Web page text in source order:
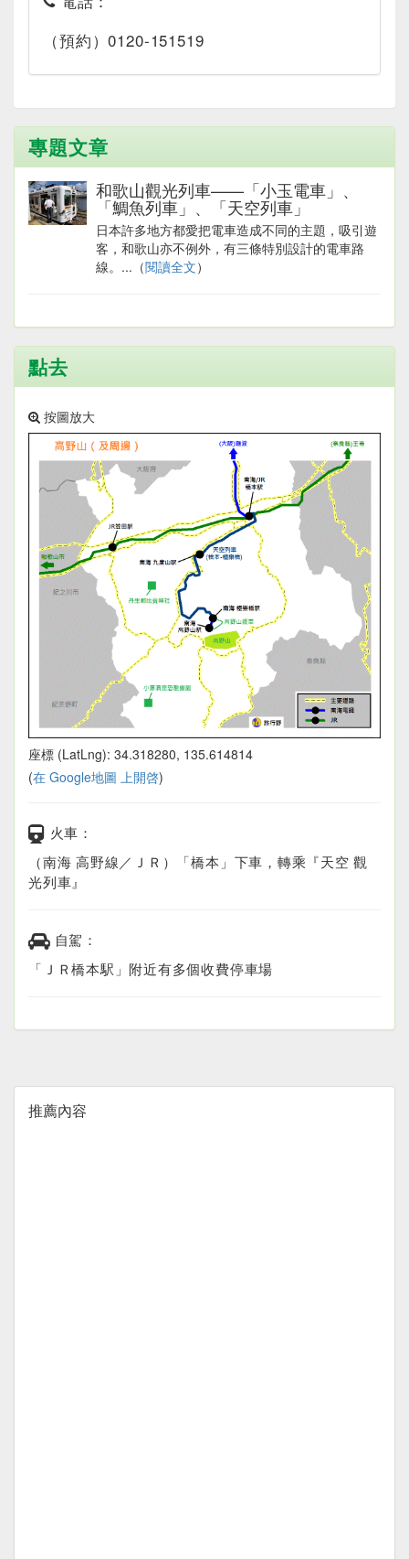
（預約）0120-151519
專題文章
和歌山觀光列車——「小玉電車」、
「鯛魚列車」、「天空列車」
日本許多地方都愛把電車造成不同的主題，吸引遊
客，和歌山亦不例外，有三條特別設計的電車路
線。...（閱讀全文）
點去
按圖放大
座標 (LatLng): 34.318280, 135.614814
(在 Google地圖 上開啓)
火車：
（南海 高野線／ＪＲ）「橋本」下車，轉乘『天空 觀
光列車』
自駕：
「ＪＲ橋本駅」附近有多個收費停車場
推薦內容